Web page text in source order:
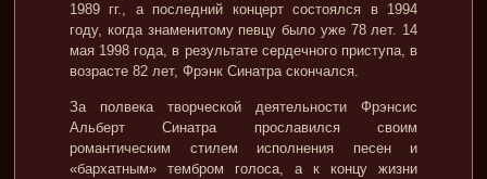
1989 гг., а последний концерт состоялся в 1994
году, когда знаменитому певцу было уже 78 лет. 14
мая 1998 года, в результате сердечного приступа, в
возрасте 82 лет, Фрэнк Синатра скончался.
За полвека творческой деятельности Фрэнсис
Альберт Синатра прославился своим
романтическим стилем исполнения песен и
«бархатным» тембром голоса, а к концу жизни